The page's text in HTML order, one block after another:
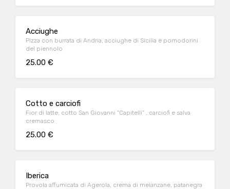
Acciughe
Pizza con burrata di Andria, acciughe di Sicilia e pomodorini
del piennolo
25.00 €
Cotto e carciofi
Fior di latte, cotto San Giovanni "Capitelli" , carciofi e salva
cremasco
25.00 €
Iberica
Provola affumicata di Agerola, crema di melanzane, patanegra